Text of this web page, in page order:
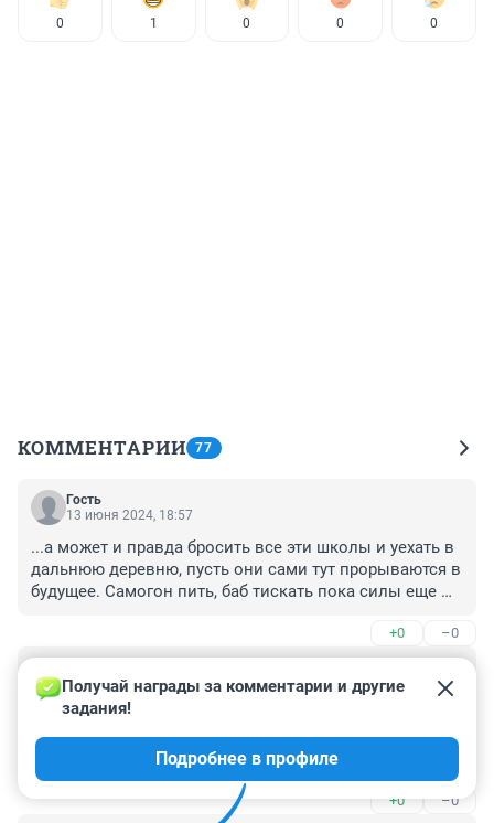
0 1 0 0 0
КОММЕНТАРИИ 77
Гость
13 июня 2024, 18:57
...а может и правда бросить все эти школы и уехать в
дальнюю деревню, пусть они сами тут прорываются в
будущее. Самогон пить, баб тискать пока силы еще
+0 –0
13 июня 2024, 15:51
В Дагестане и Ингушетии молодых специалистов
учителей на руках носят. Жилья дають и ежемесячно
выплаты 20.000 рублей и на одежду и обувь в квартал
раз выдачи 120.000 рублей и решил сделать власть
бесплатно питаться в школе три раза если надо
+0 –0
Получай награды за комментарии и другие
задания!
Подробнее в профиле